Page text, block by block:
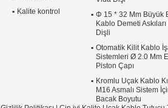
Kalite kontrol
Φ 15 * 32 Mm Büyük
Kablo Demeti
Dişli
Otomatik Kilit Kablo
Sistemleri Ø 2.0 Mm
Piston Çapı
Kromlu Uçak Kablo
M16 Asmalı Sistem
Bacak Boyutu